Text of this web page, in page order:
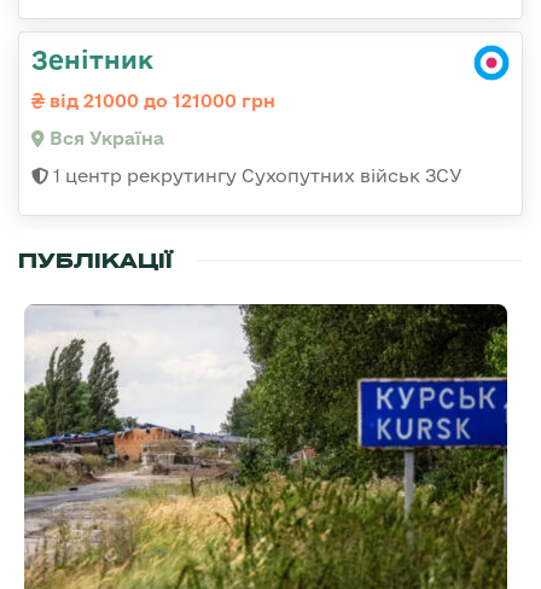
Зенітник
від 21000 до 121000 грн
Вся Україна
1 центр рекрутингу Сухопутних військ ЗСУ
ПУБЛІКАЦІЇ